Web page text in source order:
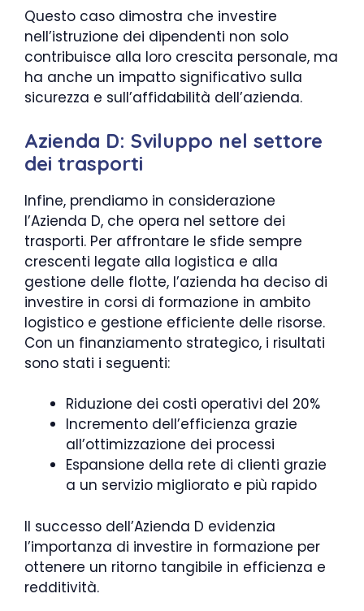
Questo caso dimostra che investire
nell’istruzione dei dipendenti non solo
contribuisce alla loro crescita personale, ma
ha anche un impatto significativo sulla
sicurezza e sull’affidabilità dell’azienda.
Azienda D: Sviluppo nel settore
dei trasporti
Infine, prendiamo in considerazione
l’Azienda D, che opera nel settore dei
trasporti. Per affrontare le sfide sempre
crescenti legate alla logistica e alla
gestione delle flotte, l’azienda ha deciso di
investire in corsi di formazione in ambito
logistico e gestione efficiente delle risorse.
Con un finanziamento strategico, i risultati
sono stati i seguenti:
Riduzione dei costi operativi del 20%
Incremento dell’efficienza grazie
all’ottimizzazione dei processi
Espansione della rete di clienti grazie
a un servizio migliorato e più rapido
Il successo dell’Azienda D evidenzia
l’importanza di investire in formazione per
ottenere un ritorno tangibile in efficienza e
redditività.